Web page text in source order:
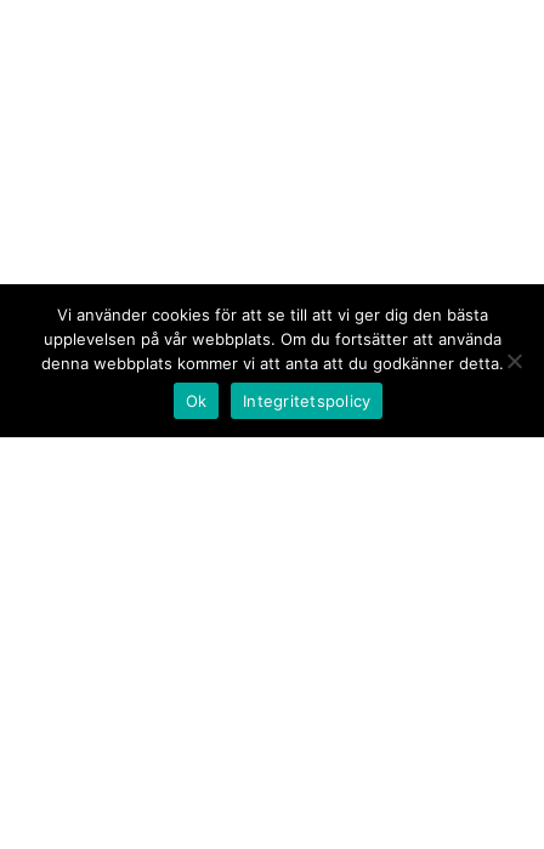
Vi använder cookies för att se till att vi ger dig den bästa
upplevelsen på vår webbplats. Om du fortsätter att använda
denna webbplats kommer vi att anta att du godkänner detta.
Ok
Integritetspolicy